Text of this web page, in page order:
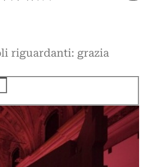
riguardanti: grazia